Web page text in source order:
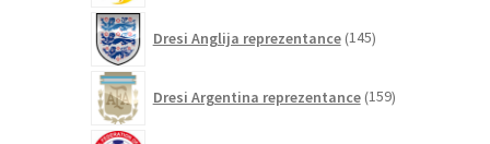
Dresi Anglija reprezentance 145izdelkov
Dresi Argentina reprezentance 159izdelkov